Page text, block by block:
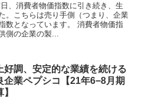
、消費者物価指数に引き続き、生
。こちらは売り手側（つまり、企業
数となっています。 消費者物価指
側の企業の製...
好調、安定的な業績を続ける
企業ペプシコ【21年6−8月期